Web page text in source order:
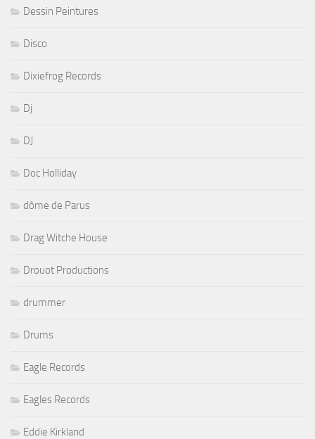
Dessin Peintures
Disco
Dixiefrog Records
Dj
DJ
Doc Holliday
dôme de Parus
Drag Witche House
Drouot Productions
drummer
Drums
Eagle Records
Eagles Records
Eddie Kirkland